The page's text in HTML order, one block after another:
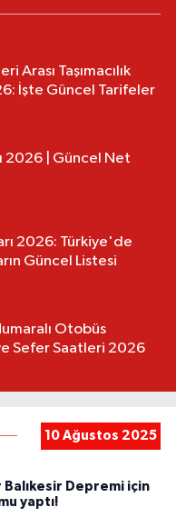
Arası Taşımacılık
İşte Güncel Tarifeler
2026 | Güncel Net
2026: Türkiye'de
Güncel Listesi
Otobüs
Sefer Saatleri 2026
10 Ağustos 2025
Balıkesir Depremi için
yaptı!